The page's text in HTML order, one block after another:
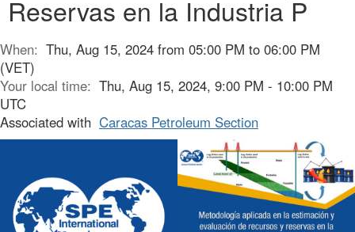
Reservas en la Industria P
When: Thu, Aug 15, 2024 from 05:00 PM to 06:00 PM
(VET)
Your local time: Thu, Aug 15, 2024, 9:00 PM - 10:00 PM
UTC
Associated with Caracas Petroleum Section